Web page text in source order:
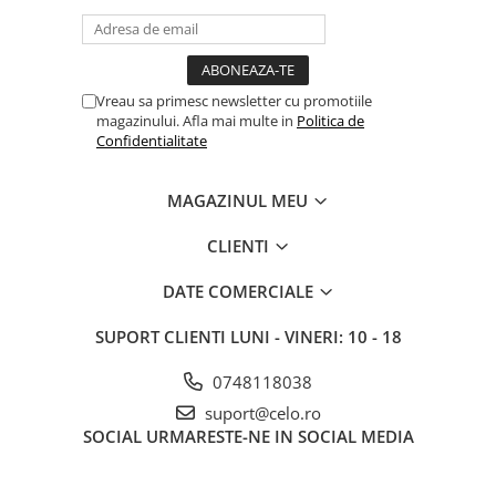
iPhone X
iPhone 8 Plus
iPhone 7 Plus
Housing iPhone
Vreau sa primesc newsletter cu promotiile
magazinului. Afla mai multe in Politica de
Confidentialitate
MAGAZINUL MEU
CLIENTI
DATE COMERCIALE
SUPORT CLIENTI LUNI - VINERI: 10 - 18
0748118038
suport@celo.ro
SOCIAL URMARESTE-NE IN SOCIAL MEDIA